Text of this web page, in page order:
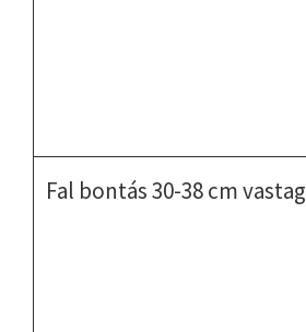
Fal bontás 30-38 cm vastag